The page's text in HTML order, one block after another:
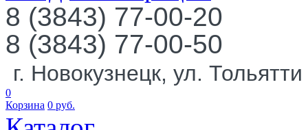
8 (3843) 77-00-20
8 (3843) 77-00-50
г. Новокузнецк, ул.
0
Корзина 0 руб.